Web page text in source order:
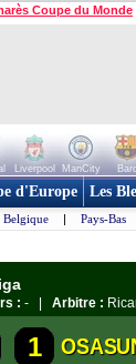
Coupe du Monde
Liverpool ManCity
d'Europe Les
Belgique | Pays-Bas
: - | Arbitre :
1